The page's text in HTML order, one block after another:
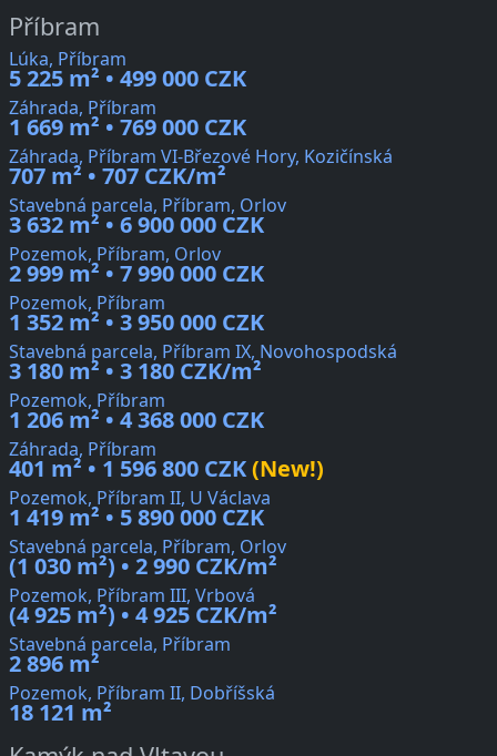
Příbram
Lúka, Příbram
5 225 m² • 499 000 CZK
Záhrada, Příbram
1 669 m² • 769 000 CZK
Záhrada, Příbram VI-Březové Hory, Kozičínská
707 m² • 707 CZK/m²
Stavebná parcela, Příbram, Orlov
3 632 m² • 6 900 000 CZK
Pozemok, Příbram, Orlov
2 999 m² • 7 990 000 CZK
Pozemok, Příbram
1 352 m² • 3 950 000 CZK
Stavebná parcela, Příbram IX, Novohospodská
3 180 m² • 3 180 CZK/m²
Pozemok, Příbram
1 206 m² • 4 368 000 CZK
Záhrada, Příbram
401 m² • 1 596 800 CZK(New!)
Pozemok, Příbram II, U Václava
1 419 m² • 5 890 000 CZK
Stavebná parcela, Příbram, Orlov
(1 030 m²) • 2 990 CZK/m²
Pozemok, Příbram III, Vrbová
(4 925 m²) • 4 925 CZK/m²
Stavebná parcela, Příbram
2 896 m²
Pozemok, Příbram II, Dobříšská
18 121 m²